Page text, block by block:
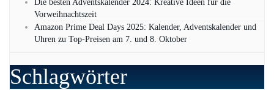
Die besten Adventskalender 2024: Kreative Ideen für die
Vorweihnachtszeit
Amazon Prime Deal Days 2025: Kalender, Adventskalender und
Uhren zu Top-Preisen am 7. und 8. Oktober
Schlagwörter